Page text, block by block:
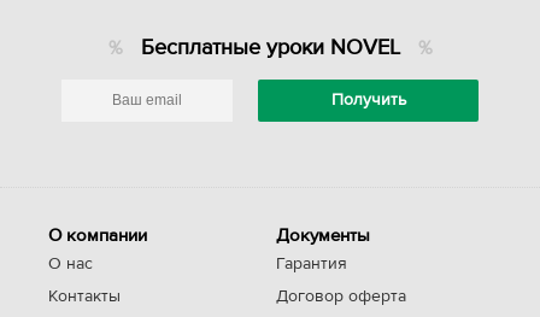
Бесплатные уроки NOVEL
О компании
О нас
Контакты
Документы
Гарантия
Договор оферта